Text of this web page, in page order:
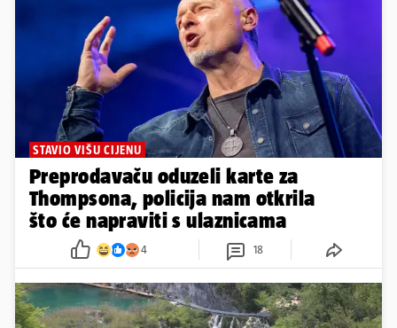
STAVIO VIŠU CIJENU
Preprodavaču oduzeli karte za
Thompsona, policija nam otkrila
što će napraviti s ulaznicama
4 18